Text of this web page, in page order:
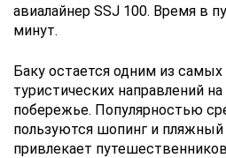
авиалайнер SSJ 100. Время в
минут.
Баку остается одним из
туристических направлений
побережье. Популярностью
пользуются шопинг и пляжный
привлекает